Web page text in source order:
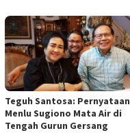
Teguh Santosa: Pernyataan
Menlu Sugiono Mata Air di
Tengah Gurun Gersang